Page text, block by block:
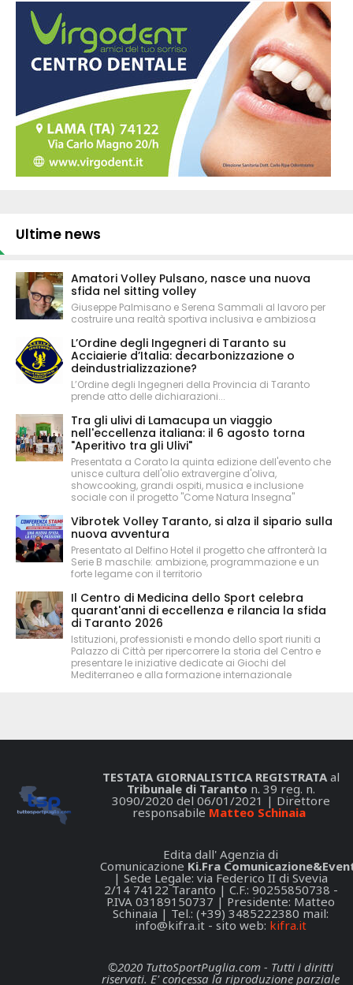
Ultime news
Amatori Volley Pulsano, nasce una nuova
sfida nel sitting volley
Giuseppe Palmisano e Serena Sammali al lavoro per
costruire una realtà sportiva inclusiva e ambiziosa
L’Ordine degli Ingegneri di Taranto su
Acciaierie d’Italia: decarbonizzazione o
deindustrializzazione?
L’Ordine degli Ingegneri della Provincia di Taranto
prende atto delle dichiarazioni...
Tra gli ulivi di Lamacupa un viaggio
nell'eccellenza italiana: il 6 agosto torna
"Aperitivo tra gli Ulivi"
Presentata a Corato la quinta edizione dell'evento che
unisce cultura dell'olio extravergine d'oliva,
showcooking, grandi ospiti, musica e inclusione
sociale con il progetto "Come Natura Insegna"
Vibrotek Volley Taranto, si alza il sipario sulla
nuova avventura
Presentato al Delfino Hotel il progetto che affronterà la
Serie B maschile: ambizione, programmazione e un
forte legame con il territorio
Il Centro di Medicina dello Sport celebra
quarant'anni di eccellenza e rilancia la sfida
di Taranto 2026
Istituzioni, professionisti e mondo dello sport riuniti a
Palazzo di Città per ripercorrere la storia del Centro e
presentare le iniziative dedicate ai Giochi del
Mediterraneo e alla formazione internazionale
TESTATA GIORNALISTICA REGISTRATAal
Tribunale di Taranto n. 39 reg. n.
3090/2020 del 06/01/2021 | Direttore
responsabile Matteo Schinaia
Edita dall' Agenzia di
Comunicazione Ki.Fra
| Sede Legale: via Federico II di Svevia
2/14 74122 Taranto | C.F.: 90255850738 -
P.IVA 03189150737 | Presidente: Matteo
Schinaia | Tel.: (+39) 3485222380 mail:
info@kifra.it - sito web: kifra.it
©2020 TuttoSportPuglia.com - Tutti i diritti
riservati. E' concessa la riproduzione parziale